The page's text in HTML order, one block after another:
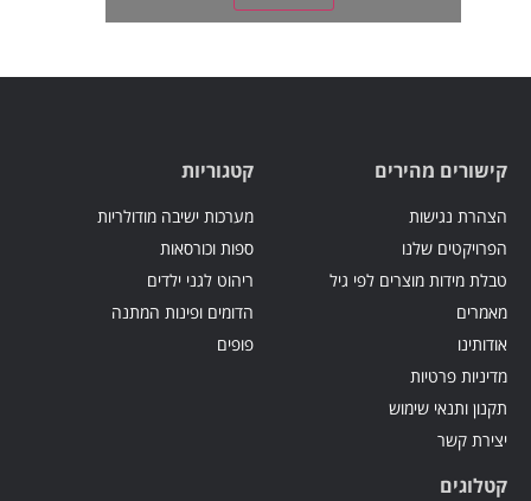
קישורים מהירים
הצהרת נגישות
הפרויקטים שלנו
טבלת מידות מוצרים לפי גיל
מאמרים
אודותינו
מדיניות פרטיות
תקנון ותנאי שימוש
יצירת קשר
קטגוריות
מערכות ישיבה מודולריות
ספות וכורסאות
ריהוט לגני ילדים
הדומים ופינות המתנה
פופים
קטלוגים